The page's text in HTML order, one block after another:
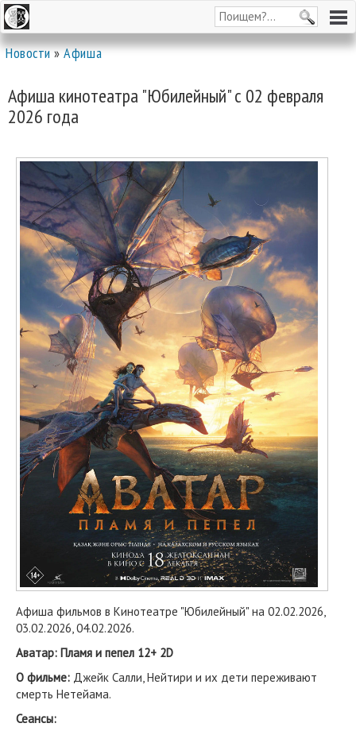
Новости»Афиша
Афиша кинотеатра "Юбилейный" c 02 февраля
2026 года
Афиша фильмов в Кинотеатре "Юбилейный" на 02.02.2026,
03.02.2026, 04.02.2026.
Аватар: Пламя и пепел 12+ 2D
О фильме: Джейк Салли, Нейтири и их дети переживают
смерть Нетейама.
Сеансы: